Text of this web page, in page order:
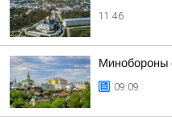
11:46
Минобороны
09:09